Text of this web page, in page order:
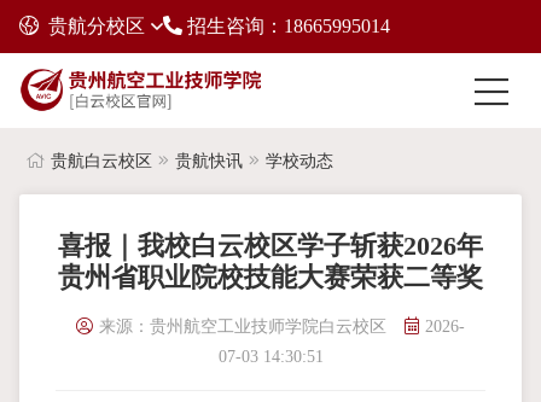
贵航分校区 招生咨询：18665995014
贵航白云校区 贵航快讯 学校动态
喜报｜我校白云校区学子斩获2026年
贵州省职业院校技能大赛荣获二等奖
来源：贵州航空工业技师学院白云校区
2026-
07-03 14:30:51